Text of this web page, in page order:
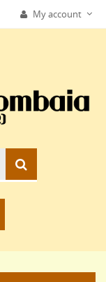
My account